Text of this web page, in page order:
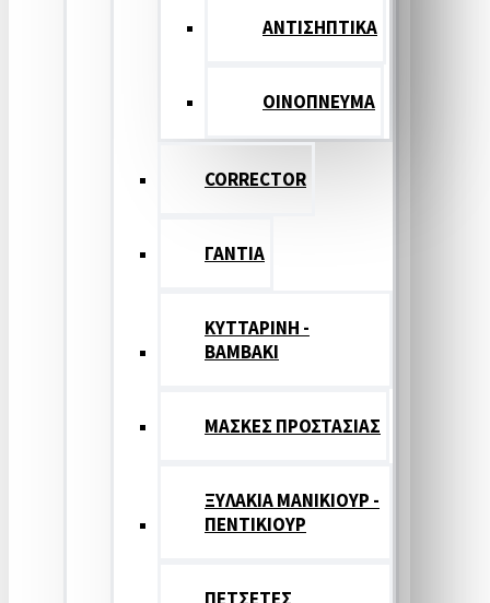
ΑΝΤΙΣΗΠΤΙΚΑ
ΟΙΝΟΠΝΕΥΜΑ
CORRECTOR
ΓΑΝΤΙΑ
ΚΥΤΤΑΡΙΝΗ -
ΒΑΜΒΑΚΙ
ΜΑΣΚΕΣ ΠΡΟΣΤΑΣΙΑΣ
ΞΥΛΑΚΙΑ ΜΑΝΙΚΙΟΥΡ -
ΠΕΝΤΙΚΙΟΥΡ